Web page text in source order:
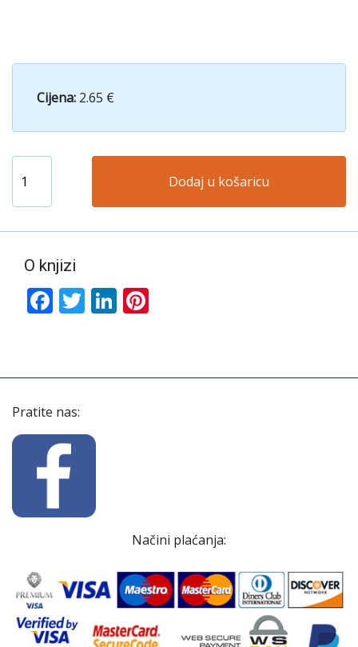
Cijena: 2.65 €
Dodaj u košaricu
O knjizi
Facebook
TwitterLinkedIn
Pratite nas:
Načini plaćanja: